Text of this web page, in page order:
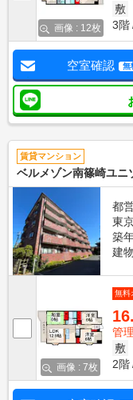
画像 : 12枚
敷
3階
空室確認 無
賃貸マンション
ベルメゾン南篠崎ユニ
都
東
築
建
画像 : 7枚
無料
管
敷
2階